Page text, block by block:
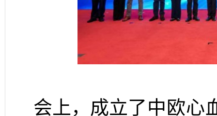
会上，成立了中欧心